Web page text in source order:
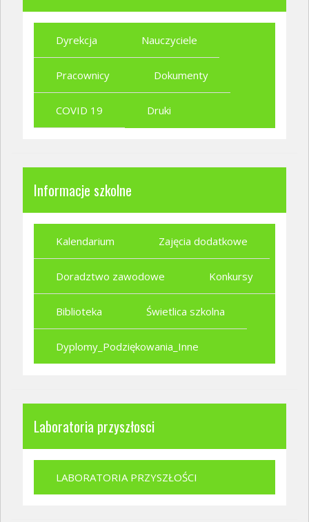
Dyrekcja Nauczyciele
Pracownicy Dokumenty
COVID 19 Druki
Informacje szkolne
Kalendarium Zajęcia dodatkowe
Doradztwo zawodowe Konkursy
Biblioteka Świetlica szkolna
Dyplomy_Podziękowania_Inne
Laboratoria przyszłosci
LABORATORIA PRZYSZŁOŚCI